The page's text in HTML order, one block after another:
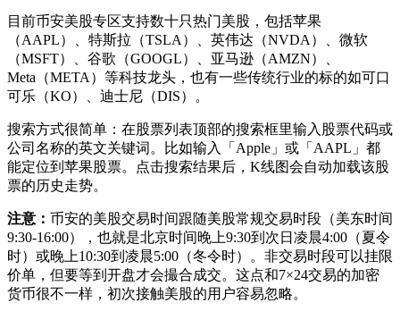
目前币安美股专区支持数十只热门美股，包括苹果
（AAPL）、特斯拉（TSLA）、英伟达（NVDA）、微软
（MSFT）、谷歌（GOOGL）、亚马逊（AMZN）、
Meta（META）等科技龙头，也有一些传统行业的标的如可口
可乐（KO）、迪士尼（DIS）。
搜索方式很简单：在股票列表顶部的搜索框里输入股票代码或
公司名称的英文关键词。比如输入「Apple」或「AAPL」都
能定位到苹果股票。点击搜索结果后，K线图会自动加载该股
票的历史走势。
注意： 币安的美股交易时间跟随美股常规交易时段（美东时间
9:30-16:00），也就是北京时间晚上9:30到次日凌晨4:00（夏令
时）或晚上10:30到凌晨5:00（冬令时）。非交易时段可以挂限
价单，但要等到开盘才会撮合成交。这点和7×24交易的加密
货币很不一样，初次接触美股的用户容易忽略。